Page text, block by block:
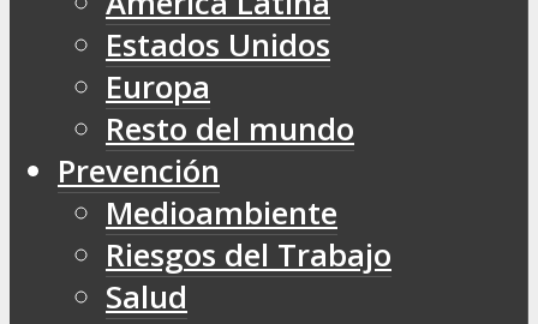
Estados Unidos
Europa
Resto del mundo
Prevención
Medioambiente
Riesgos del Trabajo
Salud